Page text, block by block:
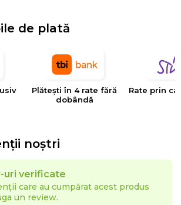
de plată
Plătești în 4 rate fără
dobândă
Rate prin
noștri
uri verificate
care au cumpărat acest produs
un review.